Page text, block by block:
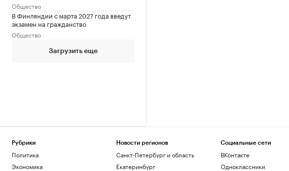
Общество
В Финляндии с марта 2027 года введут
экзамен на гражданство
Общество
Загрузить еще
Рубрики
Политика
Экономика
Новости регионов
Санкт-Петербург и область
Екатеринбург
Социальные сети
ВКонтакте
Одноклассники